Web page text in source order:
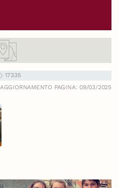
17335
AGGIORNAMENTO PAGINA: 09/03/2025